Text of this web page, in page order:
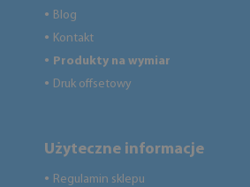
● Blog
● Kontakt
● Produkty na wymiar
● Druk offsetowy
Użyteczne informacje
● Regulamin sklepu